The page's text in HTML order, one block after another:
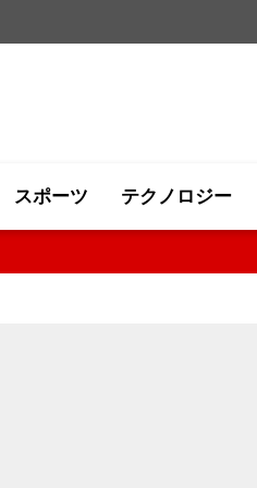
スポーツ テクノロジー